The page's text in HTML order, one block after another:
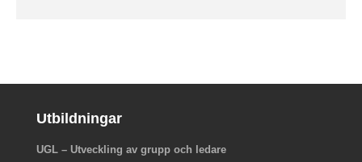
Utbildningar
UGL – Utveckling av grupp och ledare